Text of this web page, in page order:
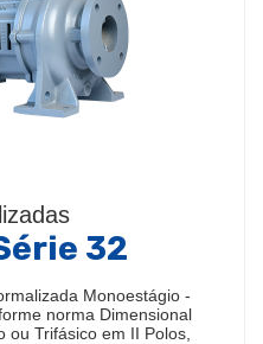
32
Monoestágio -
norma Dimensional
ou Trifásico em II Polos,